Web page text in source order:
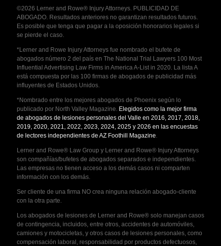
©2026 Lerner and Rowe® Injury Attorneys. PUBLICIDAD DE
ABOGADO. Resultados anteriores no garantizan resultados futuros.
Es posible que tenga que pagar a la oposición honorarios legales si
se pierde el caso.
*Lerner and Rowe Injury Attorneys fue nombrado el bufete de
abogados número 2 del país en The National Trial Lawyers 100 Most
Influential Advertising Law Firms in America A-List in 2020. La lista A
está compuesta por las 100 firmas de abogados de publicidad más
influyentes de Estados Unidos.
*Nombrado entre los mejores abogados de Phoenix según lo
publicado por North Valley Magazine. Elegidos como la mejor firma
de abogados de lesiones personales del Valle en 2016, 2017, 2018,
2019, 2020, 2021, 2022, 2023, 2024, 2025 y 2026 en las encuestas
de lectores independientes de AZ Foothill Magazine.
Lerner and Rowe® Law Group y Lerner and Rowe® Injury Attorneys
son compañías/bufetes de abogados separados e independientes.
Las empresas no tienen acceso a los demás casos ni comparten
información con los demás.
Ser cliente de una firma NO crea ninguna relación abogado-cliente
con la otra parte.
Los abogados de lesiones de Lerner and Rowe® solo manejan casos
de contingencia, incluidos, entre otros, accidentes de automóviles,
camiones y motocicletas, y otros casos de lesiones personales, como
compensación laboral, responsabilidad por productos defectuosos,